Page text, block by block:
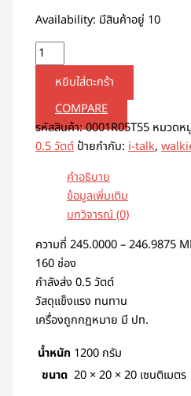
Availability: มีสินค้าอยู่ 10
หยิบใส่ตะกร้า
COMPARE
รหัสสินค้า:0001R05T55 หมวด
0.5 วัตต์ ป้ายกำกับ:i-talk,
คำอธิบาย
ข้อมูลเพิ่มเติม
บทวิจารณ์ (0)
ความถี่ 245.0000 – 246.9875
160 ช่อง
กำลังส่ง 0.5 วัตต์
วัสดุแข็งแรง ทนทาน
เครื่องถูกกฎหมาย มี ปท.
น้ำหนัก 1200 กรัม
ขนาด 20 × 20 × 20 เซนติเมตร